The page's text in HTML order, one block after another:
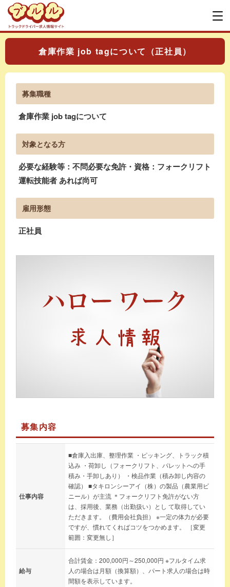
倉庫作業 job tagについて（正社員）
募集職種
倉庫作業 job tagについて
対象となる方
必要な経験等：不問必要な免許・資格：フォークリフト
運転技能者 あれば尚可
雇用形態
正社員
募集内容
仕事内容
■倉庫入出庫、整理作業 ・ピッキング、トラック積
込み ・荷卸し（フォークリフト、パレットへの手
積み・手卸しあり） ・検品作業（積み卸し内容の
確認） ■タキロンシーアイ（株）の製品（農業用ビ
ニール）が主流 ＊フォークリフト免許がない方
は、採用後、業務（出勤扱い）とし て取得してい
ただきます。（費用会社負担） ※一定の体力が必要
ですが、慣れてくればコツをつかめます。 ［変更
範囲：変更無し］
給与
合計賃金：200,000円～250,000円 ※フルタイム求
人の場合は月額（換算額）、パート求人の場合は時
間額を表示しています。